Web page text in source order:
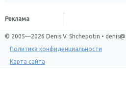
Реклама
© 2005—2026 Denis V. Shchepotin •
Политика конфиденциальности
Карта сайта